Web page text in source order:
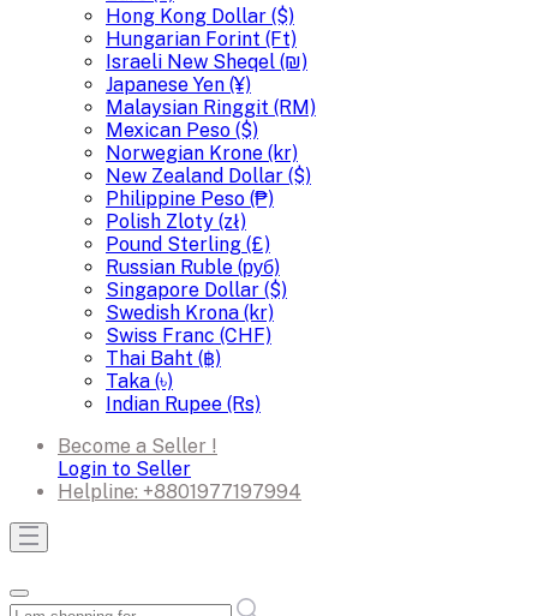
Hong Kong Dollar ($)
Hungarian Forint (Ft)
Israeli New Sheqel (₪)
Japanese Yen (¥)
Malaysian Ringgit (RM)
Mexican Peso ($)
Norwegian Krone (kr)
New Zealand Dollar ($)
Philippine Peso (₱)
Polish Zloty (zł)
Pound Sterling (£)
Russian Ruble (руб)
Singapore Dollar ($)
Swedish Krona (kr)
Swiss Franc (CHF)
Thai Baht (฿)
Taka (৳)
Indian Rupee (Rs)
Become a Seller !
Login to Seller
Helpline: +8801977197994